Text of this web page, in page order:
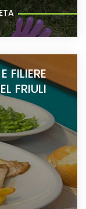
FILIERE
FRIULI